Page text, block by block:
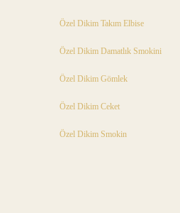
Özel Dikim Takım Elbise
Özel Dikim Damatlık Smokini
Özel Dikim Gömlek
Özel Dikim Ceket
Özel Dikim Smokin